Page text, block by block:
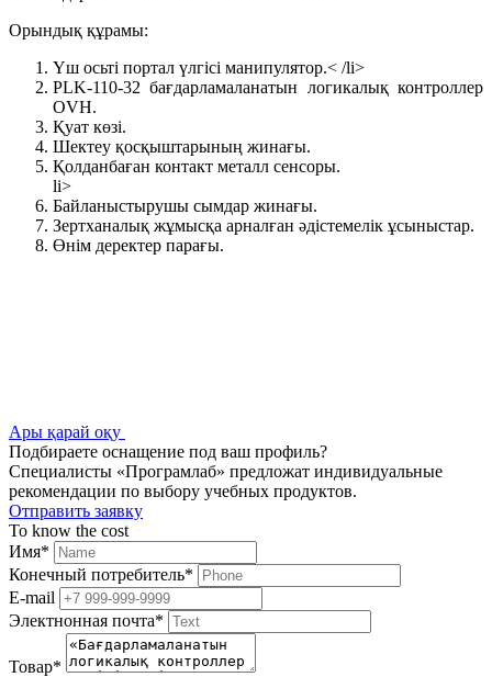
Орындық құрамы:
Үш осьті портал үлгісі манипулятор.< /li>
PLK-110-32 бағдарламаланатын логикалық контроллер
OVH.
Қуат көзі.
Шектеу қосқыштарының жинағы.
Қолданбаған контакт металл сенсоры.
li>
Байланыстырушы сымдар жинағы.
Зертханалық жұмысқа арналған әдістемелік ұсыныстар.
Өнім деректер парағы.
Ары қарай оқу
Подбираете оснащение под ваш профиль?
Специалисты «Програмлаб» предложат индивидуальные
рекомендации по выбору учебных продуктов.
Отправить заявку
To know the cost
Имя*
Конечный потребитель*
E-mail
Электнонная почта*
Товар*